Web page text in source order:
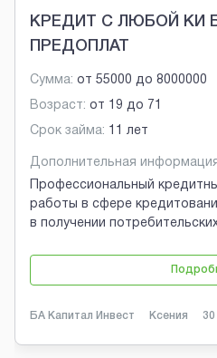
КРЕДИТ С ЛЮБОЙ КИ
ПРЕДОПЛАТ
Сумма: от 55000 до 8000000
Возраст: от 19 до 71
Срок займа: 11 лет
Дополнительная
Профессиональный
работы в сфере
в получении
БА Капитал Инвест Ксения